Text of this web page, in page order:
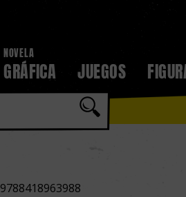
NOVELA
GRÁFICA JUEGOS
9788418963988